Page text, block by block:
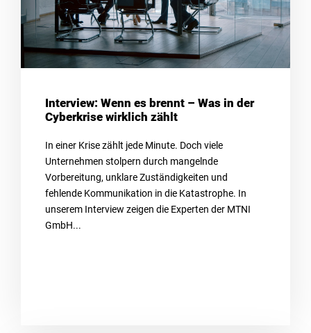
Interview: Wenn es brennt – Was in der
Cyberkrise wirklich zählt
In einer Krise zählt jede Minute. Doch viele
Unternehmen stolpern durch mangelnde
Vorbereitung, unklare Zuständigkeiten und
fehlende Kommunikation in die Katastrophe. In
unserem Interview zeigen die Experten der MTNI
GmbH...